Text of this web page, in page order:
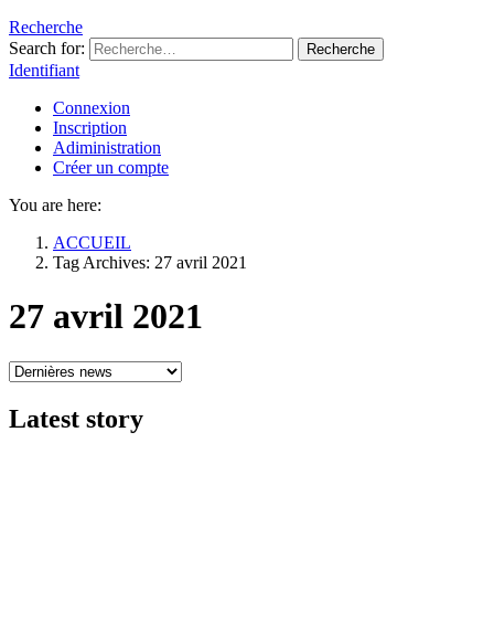
Recherche
Search for:
Recherche
Identifiant
Connexion
Inscription
Adiministration
Créer un compte
You are here:
ACCUEIL
Tag Archives: 27 avril 2021
27 avril 2021
Latest story